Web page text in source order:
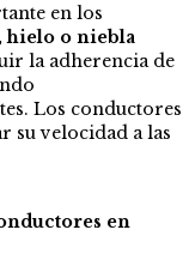
en los
hielo o niebla
la adherencia de
Los conductores
su velocidad a las
en